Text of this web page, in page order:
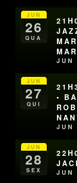
JUN
26
QUA
JUN
JUN
27
QUI
•
JUN
JUN
28
SEX JUN